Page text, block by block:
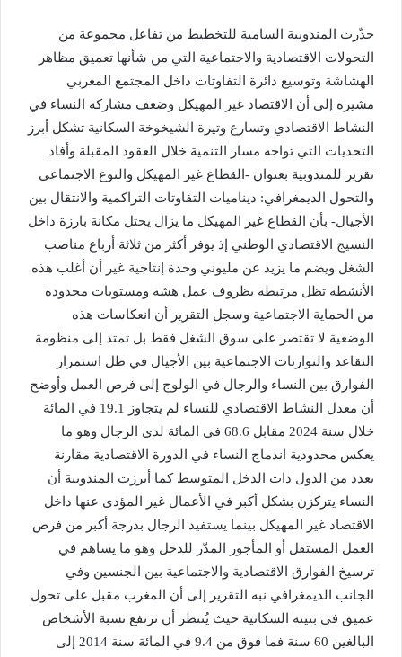
حذّرت المندوبية السامية للتخطيط من تفاعل مجموعة من
التحولات الاقتصادية والاجتماعية التي من شأنها تعميق مظاهر
الهشاشة وتوسيع دائرة التفاوتات داخل المجتمع المغربي
مشيرة إلى أن الاقتصاد غير المهيكل وضعف مشاركة النساء في
النشاط الاقتصادي وتسارع وتيرة الشيخوخة السكانية تشكل أبرز
التحديات التي تواجه مسار التنمية خلال العقود المقبلة وأفاد
تقرير للمندوبية بعنوان -القطاع غير المهيكل والنوع الاجتماعي
والتحول الديمغرافي: ديناميات التفاوتات التراكمية والانتقال بين
الأجيال- بأن القطاع غير المهيكل ما يزال يحتل مكانة بارزة داخل
النسيج الاقتصادي الوطني إذ يوفر أكثر من ثلاثة أرباع مناصب
الشغل ويضم ما يزيد عن مليوني وحدة إنتاجية غير أن أغلب هذه
الأنشطة تظل مرتبطة بظروف عمل هشة ومستويات محدودة
من الحماية الاجتماعية وسجل التقرير أن انعكاسات هذه
الوضعية لا تقتصر على سوق الشغل فقط بل تمتد إلى منظومة
التقاعد والتوازنات الاجتماعية بين الأجيال في ظل استمرار
الفوارق بين النساء والرجال في الولوج إلى فرص العمل وأوضح
أن معدل النشاط الاقتصادي للنساء لم يتجاوز 19.1 في المائة
خلال سنة 2024 مقابل 68.6 في المائة لدى الرجال وهو ما
يعكس محدودية اندماج النساء في الدورة الاقتصادية مقارنة
بعدد من الدول ذات الدخل المتوسط كما أبرزت المندوبية أن
النساء يتركزن بشكل أكبر في الأعمال غير المؤدى عنها داخل
الاقتصاد غير المهيكل بينما يستفيد الرجال بدرجة أكبر من فرص
العمل المستقل أو المأجور المدّر للدخل وهو ما يساهم في
ترسيخ الفوارق الاقتصادية والاجتماعية بين الجنسين وفي
الجانب الديمغرافي نبه التقرير إلى أن المغرب مقبل على تحول
عميق في بنيته السكانية حيث يُنتظر أن ترتفع نسبة الأشخاص
البالغين 60 سنة فما فوق من 9.4 في المائة سنة 2014 إلى